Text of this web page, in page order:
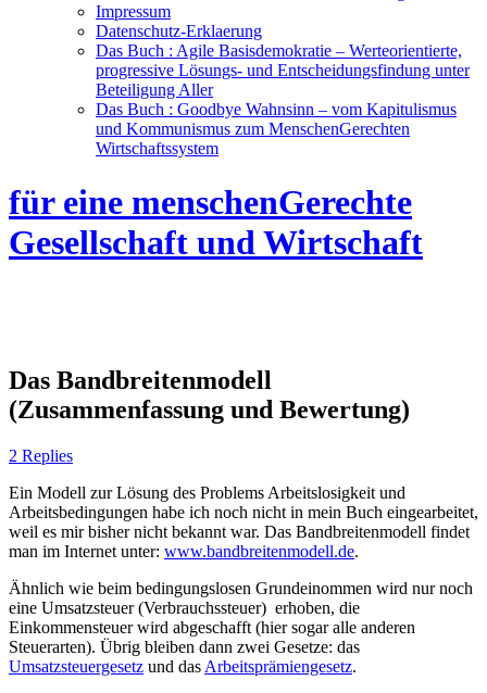
Impressum
Datenschutz-Erklaerung
Das Buch : Agile Basisdemokratie – Werteorientierte,
progressive Lösungs- und Entscheidungsfindung unter
Beteiligung Aller
Das Buch : Goodbye Wahnsinn – vom Kapitulismus
und Kommunismus zum MenschenGerechten
Wirtschaftssystem
für eine menschenGerechte
Gesellschaft und Wirtschaft
Das Bandbreitenmodell
(Zusammenfassung und Bewertung)
2 Replies
Ein Modell zur Lösung des Problems Arbeitslosigkeit und
Arbeitsbedingungen habe ich noch nicht in mein Buch eingearbeitet,
weil es mir bisher nicht bekannt war. Das Bandbreitenmodell findet
man im Internet unter: www.bandbreitenmodell.de.
Ähnlich wie beim bedingungslosen Grundeinommen wird nur noch
eine Umsatzsteuer (Verbrauchssteuer) erhoben, die
Einkommensteuer wird abgeschafft (hier sogar alle anderen
Steuerarten). Übrig bleiben dann zwei Gesetze: das
Umsatzsteuergesetz und das Arbeitsprämiengesetz.